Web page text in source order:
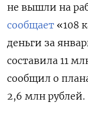
не вышли на
сообщает «108
деньги за
составила 11
сообщил о
2,6 млн рублей.